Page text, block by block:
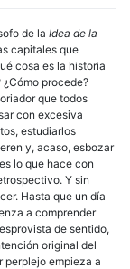
de la Idea de la
capitales que
cosa es la historia
procede?
que todos
con excesiva
estudiarlos
y, acaso, esbozar
lo que hace con
Y sin
Hasta que un día
a comprender
de sentido,
original del
perplejo empieza a